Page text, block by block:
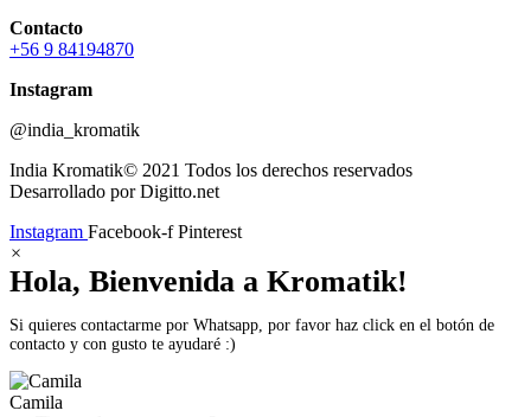
Contacto
+56 9 84194870
Instagram
@india_kromatik
India Kromatik© 2021 Todos los derechos reservados
Desarrollado por Digitto.net
Instagram Facebook-f Pinterest
×
Hola, Bienvenida a Kromatik!
Si quieres contactarme por Whatsapp, por favor haz click en el botón de
contacto y con gusto te ayudaré :)
Camila